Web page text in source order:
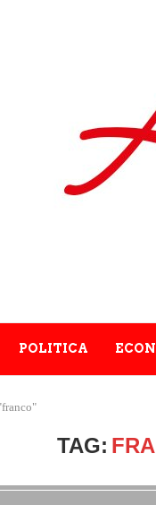
POLITICA
TAG: